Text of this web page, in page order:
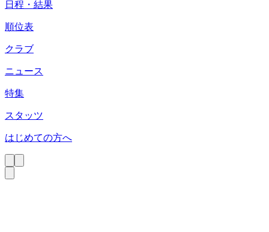
日程・結果
順位表
クラブ
ニュース
特集
スタッツ
はじめての方へ